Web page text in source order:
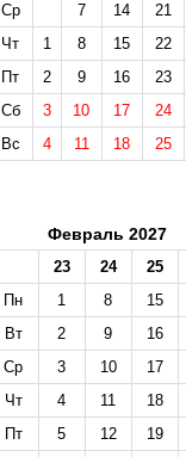
Ср
7 14
21
Чт
1 8 15
22
Пт
2 9 16
23
Сб
3 10 17
24
Вс
4 11 18 25
Февраль 2027
23 24
25
Пн
1 8
15
Вт
2 9
16
Ср
3 10
17
Чт
4 11
18
Пт
5 12
19